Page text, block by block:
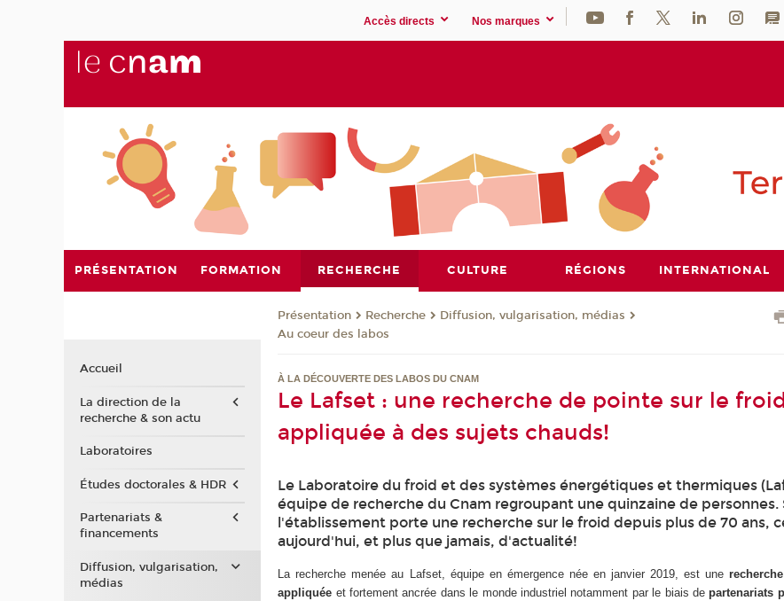
Accès directs Nos marques
PRÉSENTATION FORMATION RECHERCHE CULTURE RÉGIONS INTERNATIONAL
Présentation Recherche
Diffusion, vulgarisation, médias
Au coeur des labos
À LA DÉCOUVERTE DES LABOS DU CNAM
Le Lafset : une recherche de pointe sur le
appliquée à des sujets chauds!
Le Laboratoire du froid et des systèmes énergétiques et thermiques
équipe de recherche du Cnam regroupant une quinzaine de personnes.
l'établissement porte une recherche sur le froid depuis plus de 70 ans,
aujourd'hui, et plus que jamais, d'actualité!
La recherche menée au Lafset, équipe en émergence née en janvier 2019, est une
appliquée et fortement ancrée dans le monde industriel notamment par le biais departenariats
Accueil
La direction de la
recherche & son actu
Laboratoires
Études doctorales & HDR
Partenariats &
financements
Diffusion, vulgarisation,
médias